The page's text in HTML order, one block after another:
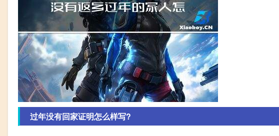
过年没有回家证明怎么样写?